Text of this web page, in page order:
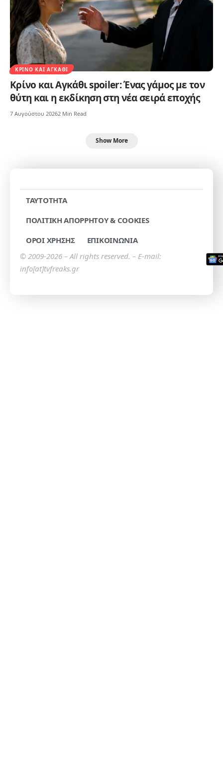
ΚΡΊΝΟ ΚΑΙ ΑΓΚΆΘΙ
Κρίνο και Αγκάθι spoiler: Ένας γάμος με τον
θύτη και η εκδίκηση στη νέα σειρά εποχής
7 Αυγούστου 20262 Min Read
Show More
TAYTOTHTA
ΠΟΛΙΤΙΚΗ ΑΠΟΡΡΗΤΟΥ & COOKIES
ΟΡΟΙ ΧΡΗΣΗΣ
ΕΠΙΚΟΙΝΩΝΙΑ
© 2009-2026 – All rights reserved. – E-mail:
info[at]tvfreaks.gr